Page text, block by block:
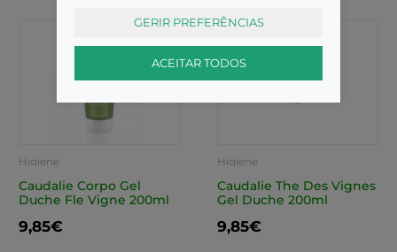
Higiene
Caudalie Corpo Gel
Duche Fle Vigne 200ml
9,85€
Higiene
Caudalie The Des Vignes
Gel Duche 200ml
9,85€
GERIR PREFERÊNCIAS
ACEITAR TODOS